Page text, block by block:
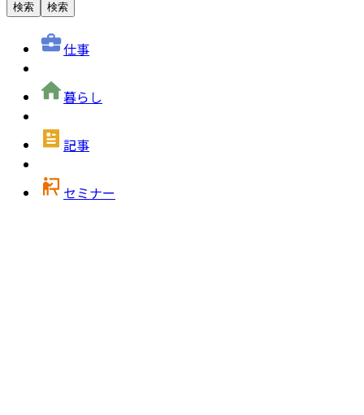
検索 検索
仕事
暮らし
記事
セミナー